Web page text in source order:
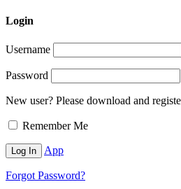
Login
Username
Password
New user? Please download and
Remember Me
App
Forgot Password?